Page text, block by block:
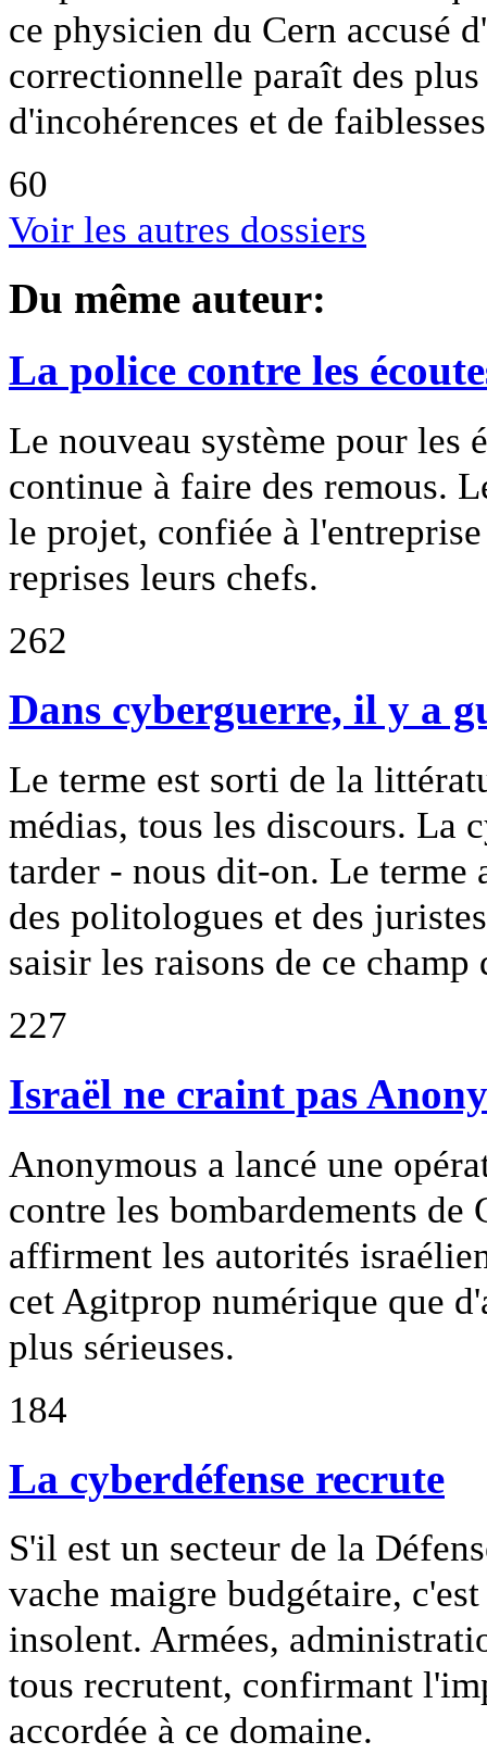
ce physicien du Cern accusé
correctionnelle paraît des
d'incohérences et de
60
Voir les autres dossiers
Du même auteur:
La police contre les
Le nouveau système pour les
continue à faire des remous.
le projet, confiée à
reprises leurs chefs.
262
Dans cyberguerre, il y a
Le terme est sorti de la
médias, tous les discours. La
tarder - nous dit-on. Le terme
des politologues et des
saisir les raisons de ce
227
Israël ne craint pas
Anonymous a lancé une
contre les bombardements de
affirment les autorités
cet Agitprop numérique que
plus sérieuses.
184
La cyberdéfense recrute
S'il est un secteur de la
vache maigre budgétaire,
insolent. Armées,
tous recrutent, confirmant
accordée à ce domaine.